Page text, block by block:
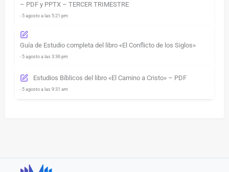
– PDF y PPTX – TERCER TRIMESTRE
- 5 agosto a las 5:21 pm
Guía de Estudio completa del libro «El Conflicto de los Siglos»
- 5 agosto a las 3:36 pm
Estudios Bíblicos del libro «El Camino a Cristo» – PDF
- 5 agosto a las 9:31 am